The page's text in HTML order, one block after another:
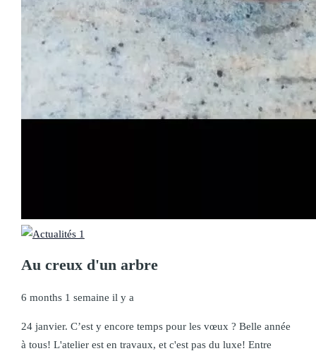
Au creux d'un arbre
6 months 1 semaine il y a
24 janvier. C’est y encore temps pour les vœux ? Belle année
à tous! L'atelier est en travaux, et c'est pas du luxe! Entre